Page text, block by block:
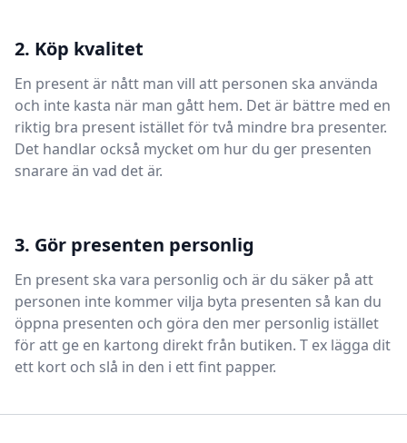
2. Köp kvalitet
En present är nått man vill att personen ska använda
och inte kasta när man gått hem. Det är bättre med en
riktig bra present istället för två mindre bra presenter.
Det handlar också mycket om hur du ger presenten
snarare än vad det är.
3. Gör presenten personlig
En present ska vara personlig och är du säker på att
personen inte kommer vilja byta presenten så kan du
öppna presenten och göra den mer personlig istället
för att ge en kartong direkt från butiken. T ex lägga dit
ett kort och slå in den i ett fint papper.